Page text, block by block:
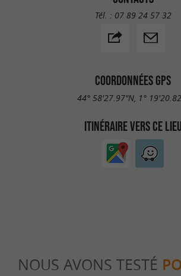
Tél. : 07 89 24 57 32
COORDONNÉES GPS
44° 58'27.97"N, 1°
ITINÉRAIRE VERS CE LIEU
NOUS AVONS TESTÉ